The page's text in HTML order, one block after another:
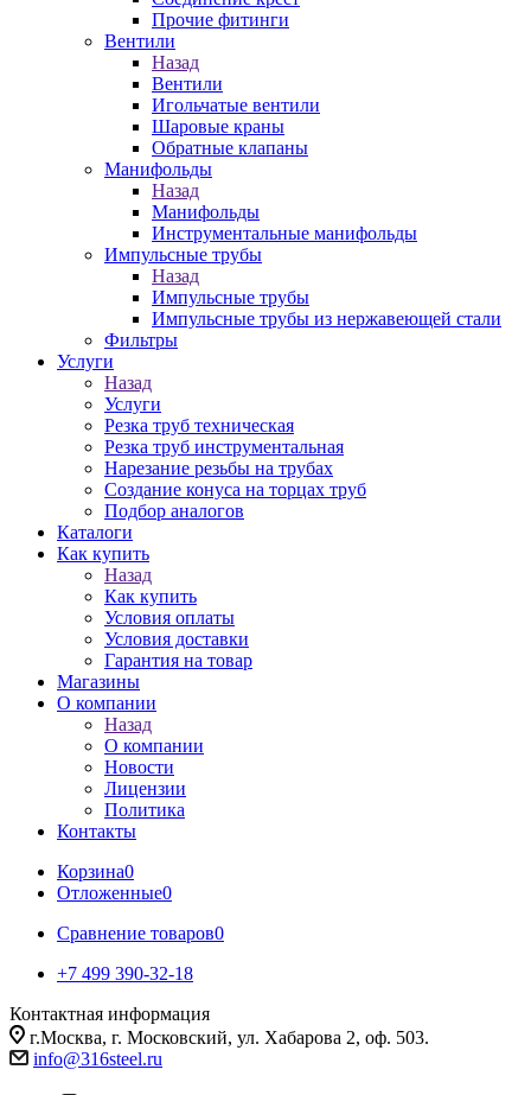
Прочие фитинги
Вентили
Назад
Вентили
Игольчатые вентили
Шаровые краны
Обратные клапаны
Манифольды
Назад
Манифольды
Инструментальные манифольды
Импульсные трубы
Назад
Импульсные трубы
Импульсные трубы из нержавеющей стали
Фильтры
Услуги
Назад
Услуги
Резка труб техническая
Резка труб инструментальная
Нарезание резьбы на трубах
Создание конуса на торцах труб
Подбор аналогов
Каталоги
Как купить
Назад
Как купить
Условия оплаты
Условия доставки
Гарантия на товар
Магазины
О компании
Назад
О компании
Новости
Лицензии
Политика
Контакты
Корзина0
Отложенные0
Сравнение товаров0
+7 499 390-32-18
Контактная информация
г.Москва, г. Московский, ул. Хабарова 2, оф. 503.
info@316steel.ru